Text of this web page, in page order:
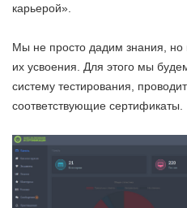
карьерой».
Мы не просто дадим знания, но
их усвоения. Для этого мы
систему тестирования,
соответствующие сертификаты.